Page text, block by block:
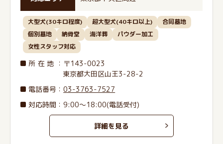
大型犬(30キロ程度) 超大型犬(40キロ以上)
合同墓地
個別墓地
納骨堂 海洋葬
パウダー加工
女性スタッフ対応
所在地 ：〒143-0023
東京都大田区山王3-28-2
電話番号 ：03-3763-7527
対応時間：9:00～18:00(電話受付)
詳細を見る